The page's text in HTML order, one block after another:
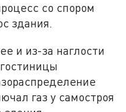
со спором
здания.
и из-за наглости
газ у самостроя